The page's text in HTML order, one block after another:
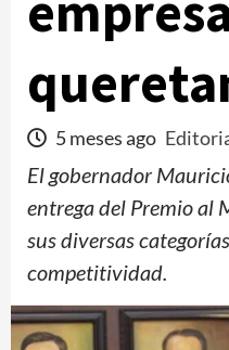
5 meses ago
El gobernador
entrega del Premio al
sus diversas
competitividad.